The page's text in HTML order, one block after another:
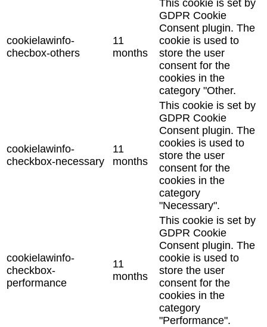
cookielawinfo-
checbox-others
11
months
This cookie is set by
GDPR Cookie
Consent plugin. The
cookie is used to
store the user
consent for the
cookies in the
category "Other.
cookielawinfo-
checkbox-necessary
11
months
This cookie is set by
GDPR Cookie
Consent plugin. The
cookies is used to
store the user
consent for the
cookies in the
category
"Necessary".
cookielawinfo-
checkbox-
performance
11
months
This cookie is set by
GDPR Cookie
Consent plugin. The
cookie is used to
store the user
consent for the
cookies in the
category
"Performance".